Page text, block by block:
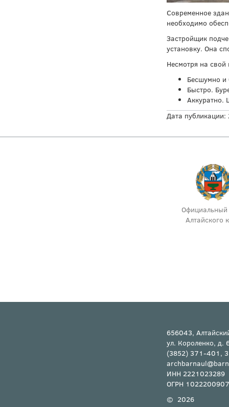
Современное
необходимо
Застройщик
установку. Она
Несмотря на свой
Бесшумно и
Быстро.
Аккуратно.
Дата
Официальный
Алтайского
656043,
ул. Короленко, д.
(3852) 371-401,
ИНН 2221023289
ОГРН
© 2026